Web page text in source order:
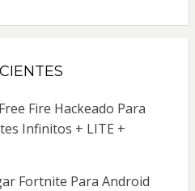
Fire Hackeado Para
Infinitos + LITE +
Fortnite Para Android